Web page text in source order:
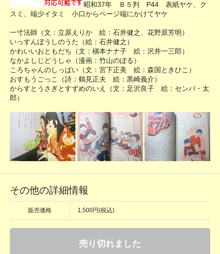
昭和37年 Ｂ５判 P44 表紙ヤケ、ク
スミ、端少イタミ 小口からページ端にかけてヤケ
一寸法師（文：立原えりか 絵：石井健之、花野原芳明）
いっすんぼうしのうた（絵：石井健之）
かわいいおともだち（文：槇本ナナ子 絵：沢井一三郎）
なかよしじどうしゃ（漫画：竹山のぼる）
ころちゃんのしっぱい（文：宮下正美 絵：森国ときひこ）
おすもうごっこ（詩：鶴見正夫 絵：黒崎義介）
からすとうさぎとすずめのいえ（文：足沢良子 絵：センバ・太
郎）
その他の詳細情報
販売価格 1,500円(税込)
売り切れました